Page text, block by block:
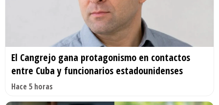
El Cangrejo gana protagonismo en contactos
entre Cuba y funcionarios estadounidenses
Hace 5 horas